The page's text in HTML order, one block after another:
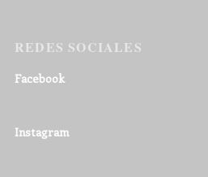
REDES SOCIALES
Facebook
Instagram